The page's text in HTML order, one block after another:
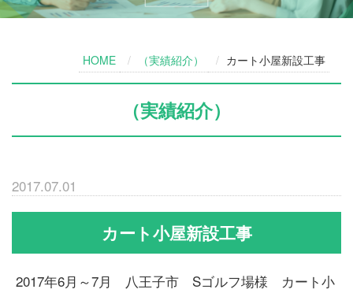
HOME （実績紹介） カート小屋新設工事
（実績紹介）
2017.07.01
カート小屋新設工事
2017年6月～7月 八王子市 Sゴルフ場様 カート小